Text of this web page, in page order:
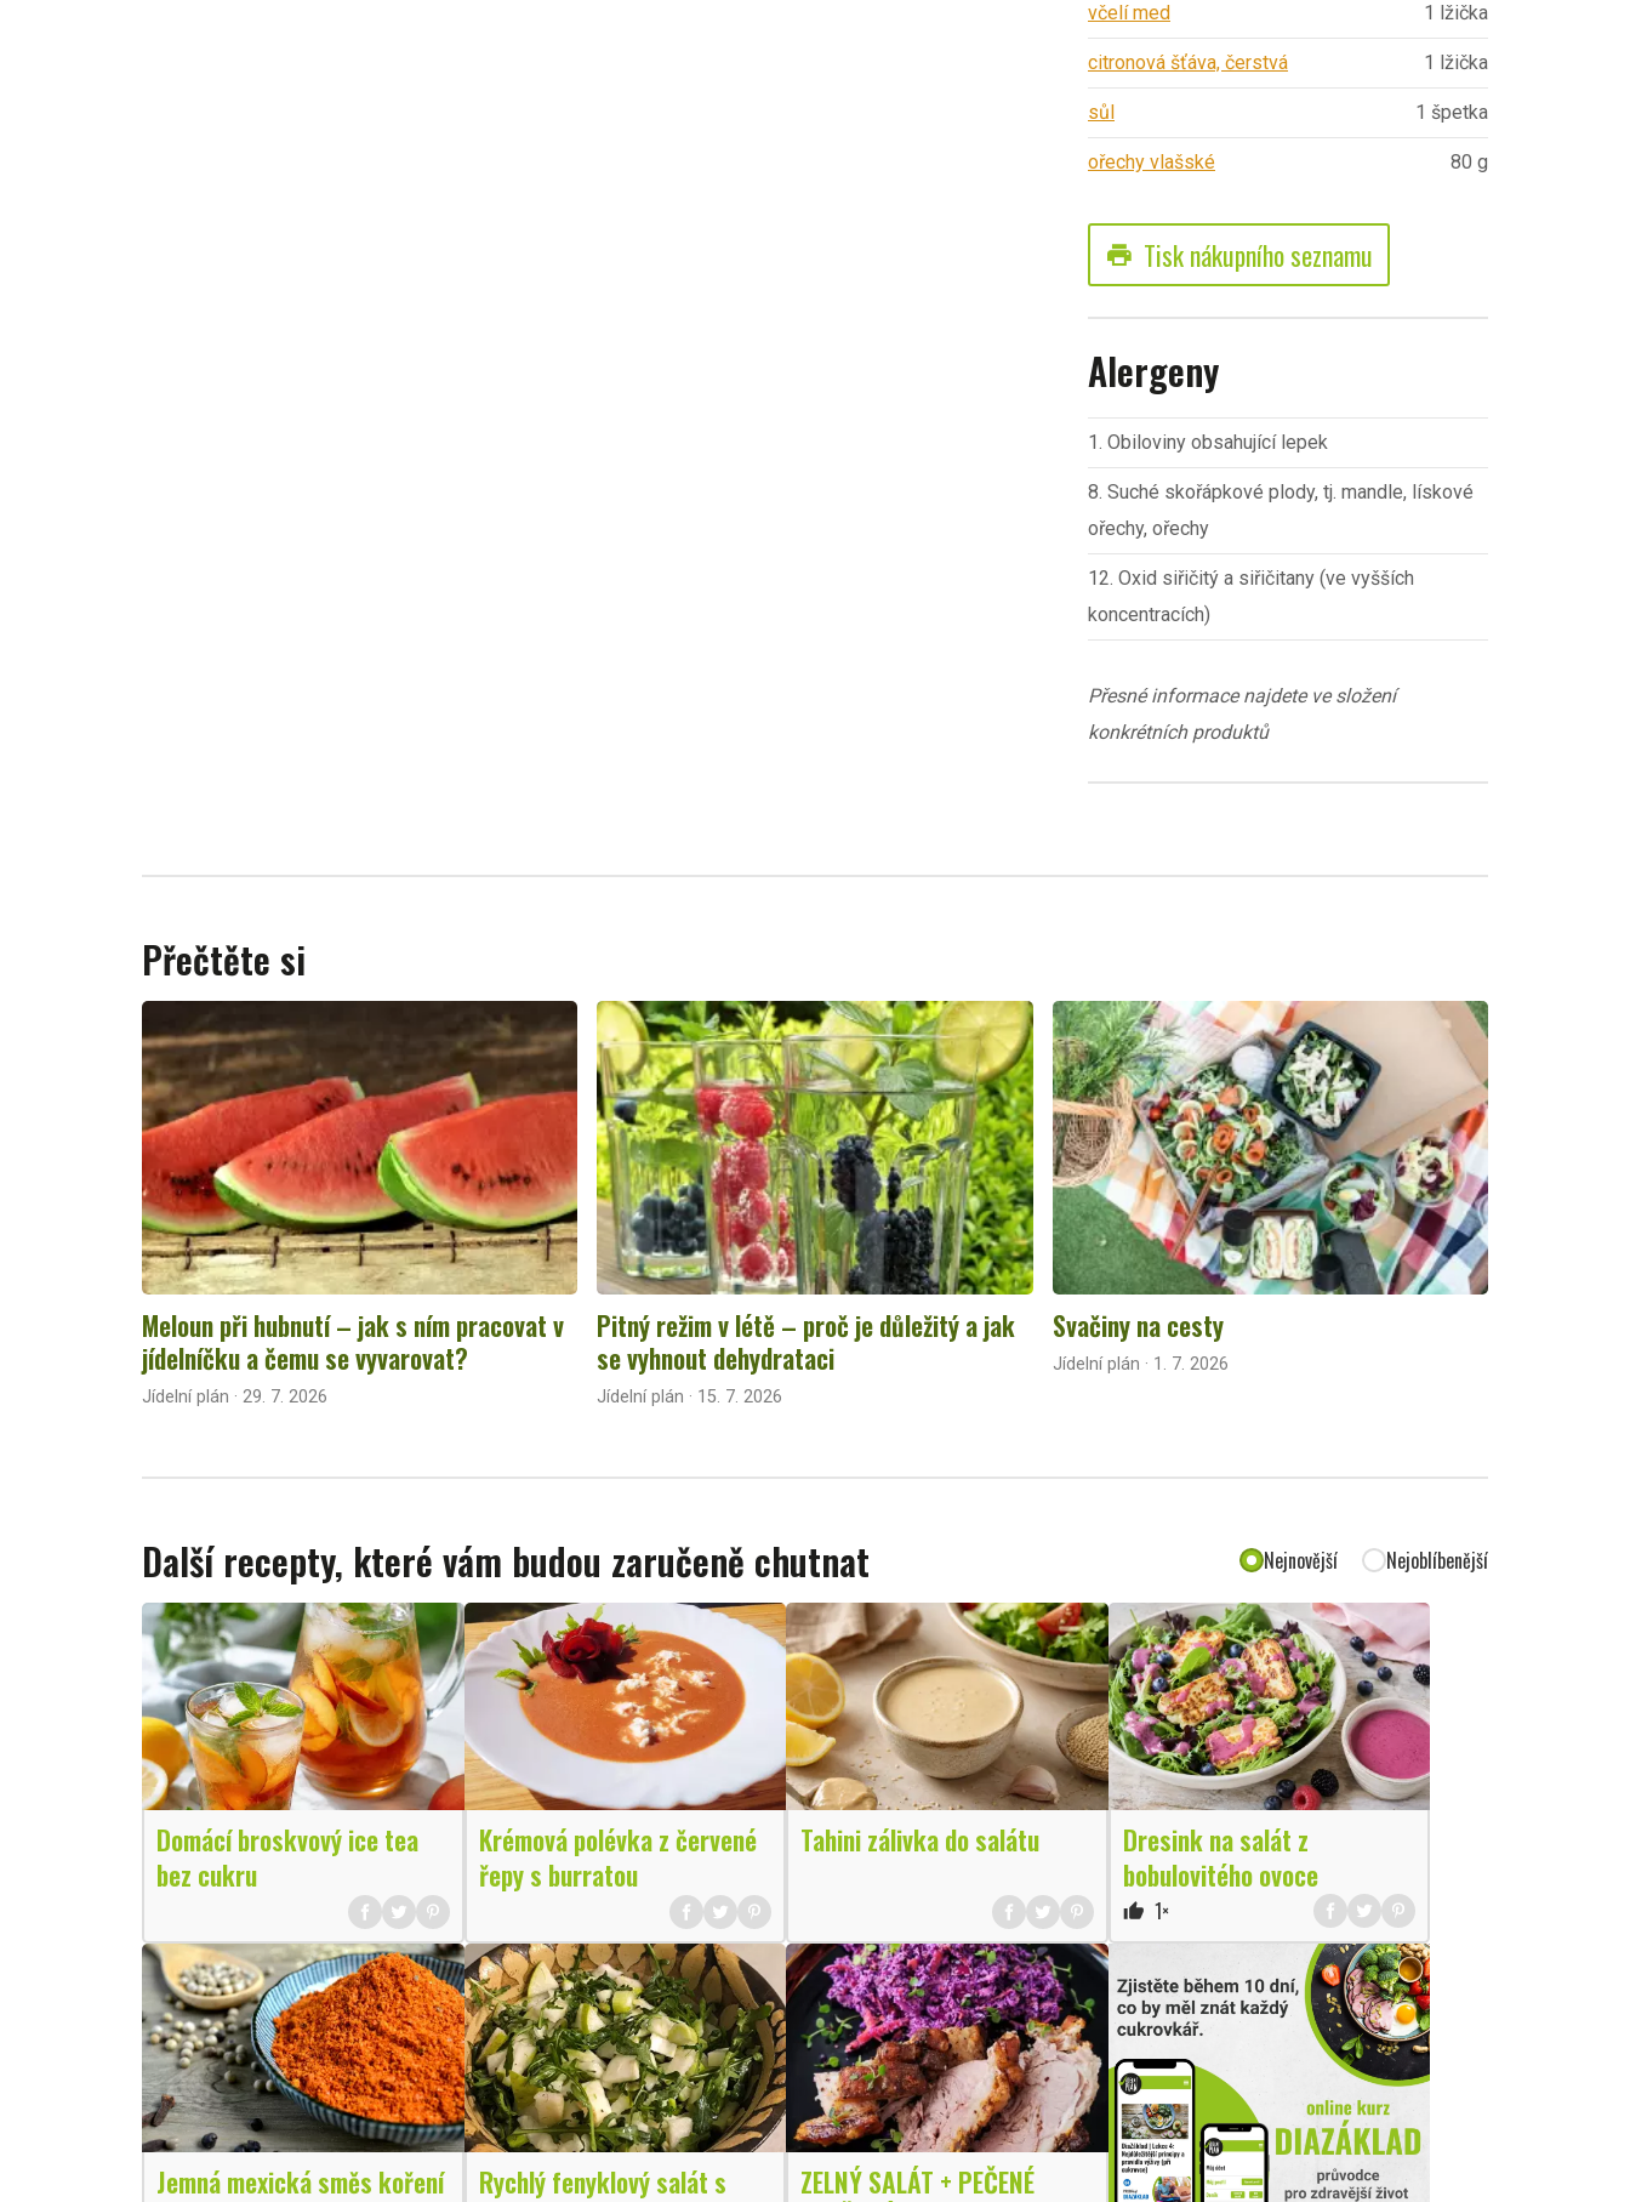
včelí med 1 lžička
citronová šťáva, čerstvá 1 lžička
sůl 1 špetka
ořechy vlašské 80 g
print Tisk nákupního seznamu
Alergeny
1. Obiloviny obsahující lepek
8. Suché skořápkové plody, tj. mandle, lískové
ořechy, ořechy
12. Oxid siřičitý a siřičitany (ve vyšších
koncentracích)
Přesné informace najdete ve složení
konkrétních produktů
Přečtěte si
Meloun při hubnutí – jak s ním pracovat v
jídelníčku a čemu se vyvarovat?
Jídelní plán · 29. 7. 2026
Pitný režim v létě – proč je důležitý a jak
se vyhnout dehydrataci
Jídelní plán · 15. 7. 2026
Svačiny na cesty
Jídelní plán · 1. 7. 2026
Další recepty, které vám budou zaručeně chutnat Nejnovější Nejoblíbenější
Domácí broskvový ice tea
bez cukru
Krémová polévka z červené
řepy s burratou
Tahini zálivka do salátu
Dresink na salát z
bobulovitého ovoce
thumb_up 1×
Jemná mexická směs koření
Rychlý fenyklový salát s
ZELNÝ SALÁT + PEČENÉ